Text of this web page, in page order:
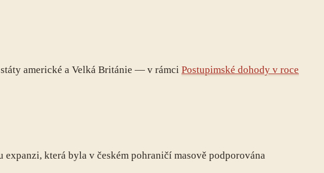
americké a Velká Británie — v rámci Postupimské dohody v roce
která byla v českém pohraničí masově podporována